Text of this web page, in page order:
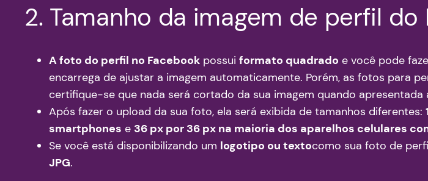
2. Tamanho da imagem de perfil do
A foto do perfil no Facebook possui formato quadrado e você pode
encarrega de ajustar a imagem automaticamente. Porém, as fotos para
certifique-se que nada será cortado da sua imagem quando apresentada
Após fazer o upload da sua foto, ela será exibida de tamanhos diferentes:
smartphones e 36 px por 36 px na maioria dos aparelhos celulares
Se você está disponibilizando um logotipo ou textocomo sua foto de
JPG.